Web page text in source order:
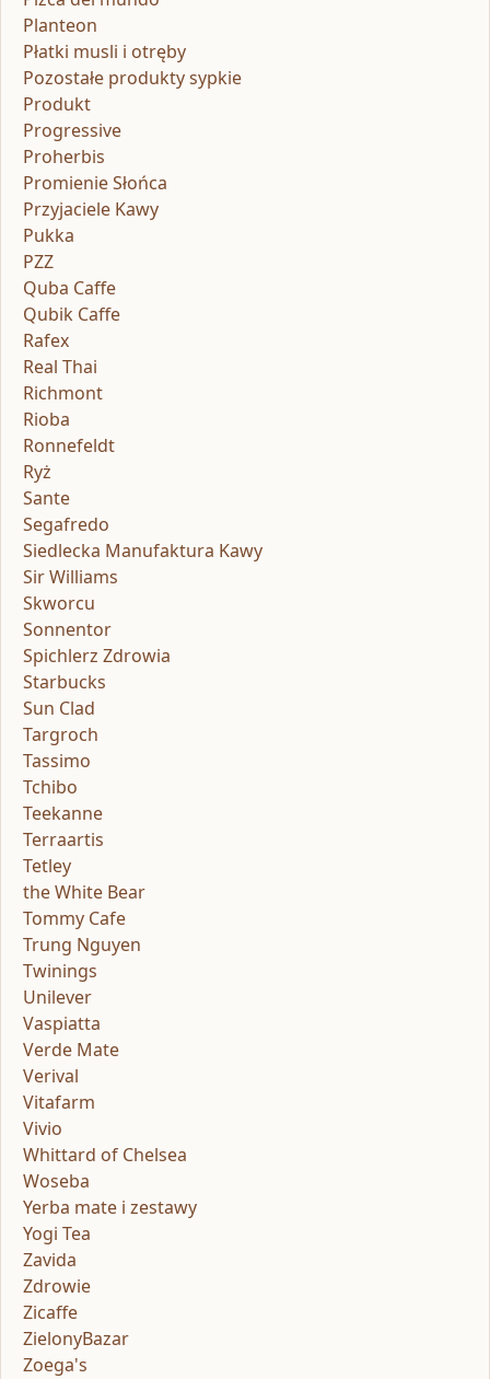
Planteon
Płatki musli i otręby
Pozostałe produkty sypkie
Produkt
Progressive
Proherbis
Promienie Słońca
Przyjaciele Kawy
Pukka
PZZ
Quba Caffe
Qubik Caffe
Rafex
Real Thai
Richmont
Rioba
Ronnefeldt
Ryż
Sante
Segafredo
Siedlecka Manufaktura Kawy
Sir Williams
Skworcu
Sonnentor
Spichlerz Zdrowia
Starbucks
Sun Clad
Targroch
Tassimo
Tchibo
Teekanne
Terraartis
Tetley
the White Bear
Tommy Cafe
Trung Nguyen
Twinings
Unilever
Vaspiatta
Verde Mate
Verival
Vitafarm
Vivio
Whittard of Chelsea
Woseba
Yerba mate i zestawy
Yogi Tea
Zavida
Zdrowie
Zicaffe
ZielonyBazar
Zoega's